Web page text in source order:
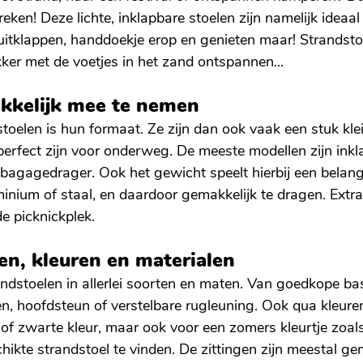
Deze lichte, inklapbare stoelen zijn namelijk
handdoekje erop en genieten maar!
met de voetjes in het zand ontspannen...
mee te nemen
is hun formaat. Ze zijn dan ook vaak een stuk
zijn voor onderweg. De meeste modellen zijn
Ook het gewicht speelt hierbij een
of staal, en daardoor gemakkelijk te dragen.
picknickplek.
kleuren en materialen
in allerlei soorten en maten. Van goedkope
hoofdsteun of verstelbare rugleuning. Ook qua
zwarte kleur, maar ook voor een zomers kleurtje
strandstoel te vinden. De zittingen zijn meestal